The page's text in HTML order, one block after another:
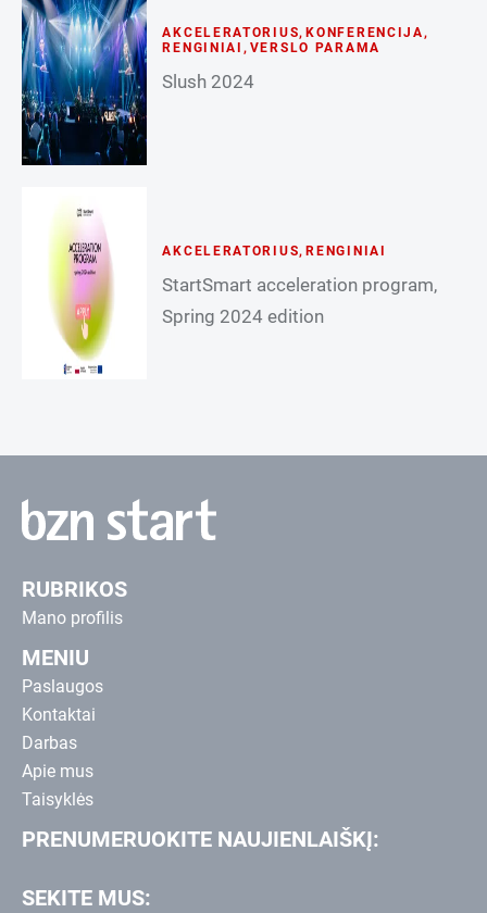
AKCELERATORIUS, KONFERENCIJA,
RENGINIAI , VERSLO PARAMA
Slush 2024
AKCELERATORIUS, RENGINIAI
StartSmart acceleration program,
Spring 2024 edition
RUBRIKOS
Mano profilis
MENIU
Paslaugos
Kontaktai
Darbas
Apie mus
Taisyklės
PRENUMERUOKITE NAUJIENLAIŠKĮ:
SEKITE MUS: